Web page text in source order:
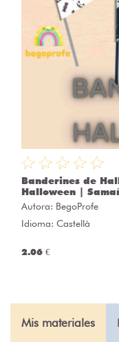
Banderines de
Halloween |
Autora: BegoProfe
Idioma: Castellà
2.06 €
Mis materiales